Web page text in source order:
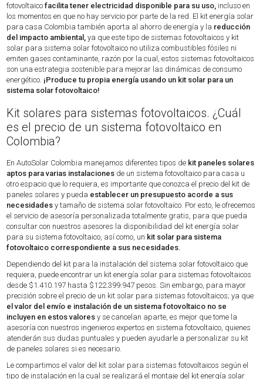
fotovoltaico facilita tener electricidad disponible para su uso, incluso en
los momentos en que no hay servicio por parte de la red. El kit energía solar
para casa Colombia también aporta al ahorro de energía y la reducción
del impacto ambiental,ya que este tipo de sistemas fotovoltaicos y kit
solar para sistema solar fotovoltaico no utiliza combustibles fósiles ni
emiten gases contaminante, razón por la cual, estos sistemas fotovoltaicos
son una estrategia sostenible para mejorar las dinámicas de consumo
energético. ¡Produce tu propia energía usando un kit solar para un
sistema solar fotovoltaico!
Kit solares para sistemas fotovoltaicos. ¿Cuál
es el precio de un sistema fotovoltaico en
Colombia?
En AutoSolar Colombia manejamos diferentes tipos de kit paneles solares
aptos para varias instalaciones de un sistema fotovoltaico para casa u
otro espacio que lo requiera, es importante que conozca el precio del kit de
paneles solares y pueda establecer un presupuesto acorde a sus
necesidades y tamaño de sistema solar fotovoltaico. Por esto, le ofrecemos
el servicio de asesoría personalizada totalmente gratis, para que pueda
consultar con nuestros asesores la disponibilidad del kit energía solar
para su sistema fotovoltaico, así como, un kit solar para sistema
fotovoltaico correspondiente a sus necesidades.
Dependiendo del kit para la instalación del sistema solar fotovoltaico que
requiera, puede encontrar un kit energía solar para sistemas fotovoltaicos
desde $1.410.197 hasta $122.399.947 pesos. Sin embargo, para mayor
precisión sobre el precio de un kit solar para sistemas fotovoltaicos; ya que
el valor del envío e instalación de un sistema fotovoltaico no se
incluyen en estos valoresy se cancelan aparte, es mejor que tome la
asesoría con nuestros ingenieros expertos en sistema fotovoltaico, quienes
atenderán sus dudas puntuales y pueden ayudarle a personalizar su kit
de paneles solares si es necesario.
Le compartimos el valor del kit solar para sistemas fotovoltaicos según el
tipo de instalación en la cual se realizará el montaje del kit energía solar